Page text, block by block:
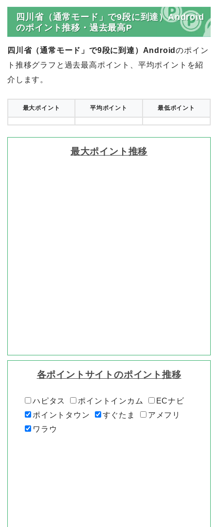
四川省（通常モード」で9段に到達）Android
のポイント推移・過去最高P
四川省（通常モード」で9段に到達）Androidのポイン
ト推移グラフと過去最高ポイント、平均ポイントを紹
介します。
最大ポイント 平均ポイント 最低ポイント
最大ポイント推移
各ポイントサイトのポイント推移
ハピタス ポイントインカム
ECナビ
ポイントタウン
すぐたま
アメフリ
ワラウ